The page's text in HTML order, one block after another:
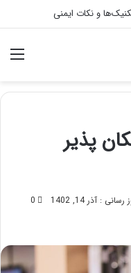
را درمان کنید!
پذیر
: آذر 14, 1402
0